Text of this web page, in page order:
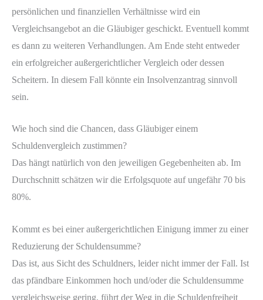
persönlichen und finanziellen Verhältnisse wird ein
Vergleichsangebot an die Gläubiger geschickt. Eventuell kommt
es dann zu weiteren Verhandlungen. Am Ende steht entweder
ein erfolgreicher außergerichtlicher Vergleich oder dessen
Scheitern. In diesem Fall könnte ein Insolvenzantrag sinnvoll
sein.
Wie hoch sind die Chancen, dass Gläubiger einem
Schuldenvergleich zustimmen?
Das hängt natürlich von den jeweiligen Gegebenheiten ab. Im
Durchschnitt schätzen wir die Erfolgsquote auf ungefähr 70 bis
80%.
Kommt es bei einer außergerichtlichen Einigung immer zu einer
Reduzierung der Schuldensumme?
Das ist, aus Sicht des Schuldners, leider nicht immer der Fall. Ist
das pfändbare Einkommen hoch und/oder die Schuldensumme
vergleichsweise gering, führt der Weg in die Schuldenfreiheit